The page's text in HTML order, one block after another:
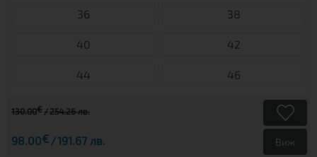
36 38
40 42
44 46
130.00€ 254.26 лв.
98.00€ 191.67 лв. Виж